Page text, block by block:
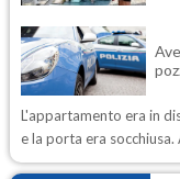
L'appartamento era in
e la porta era